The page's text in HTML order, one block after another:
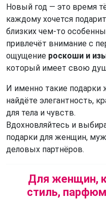
Новый год — это время
каждому хочется
близких чем-то
привлечёт внимание с
ощущение роскоши и
который имеет свою
И именно такие подарки
найдёте элегантность,
для тела и чувств.
Вдохновляйтесь и
подарки для женщин,
деловых партнёров.
Для женщин,
стиль,